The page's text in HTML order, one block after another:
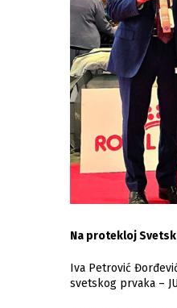
Na protekloj
Iva Petrović
svetskog prvaka –